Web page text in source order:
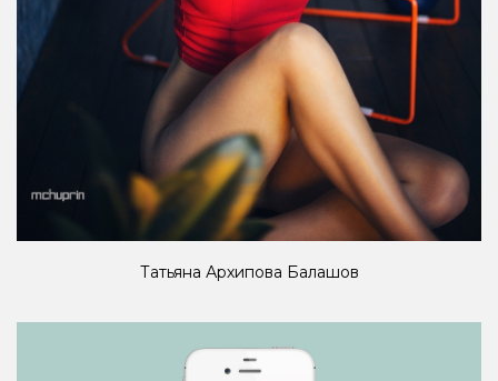
Татьяна Архипова Балашов